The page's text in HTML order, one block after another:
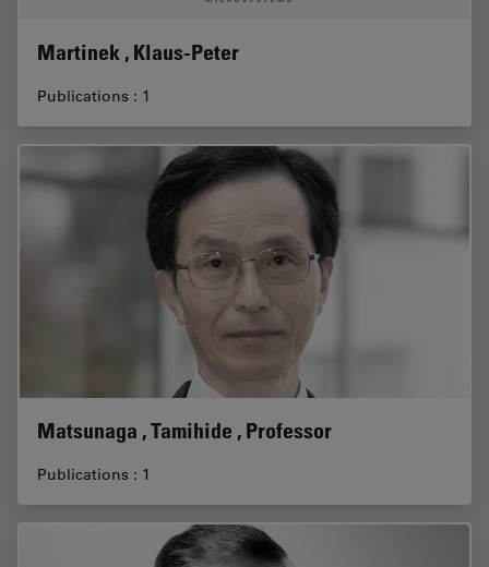
Martinek , Klaus-Peter
Publications : 1
Matsunaga , Tamihide , Professor
Publications : 1